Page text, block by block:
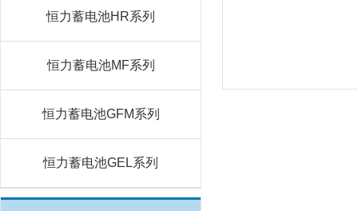
恒力蓄电池HR系列
恒力蓄电池MF系列
恒力蓄电池GFM系列
恒力蓄电池GEL系列